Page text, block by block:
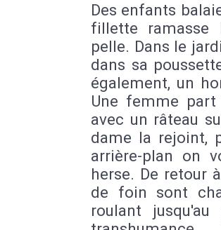
Des enfants
fillette ramasse
pelle. Dans le
dans sa
également, un
Une femme
avec un râteau
dame la rejoint,
arrière-plan on
herse. De retour
de foin sont
roulant